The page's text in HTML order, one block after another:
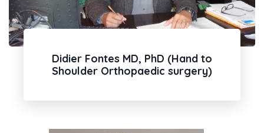
Didier Fontes MD, PhD (Hand to
Shoulder Orthopaedic surgery)